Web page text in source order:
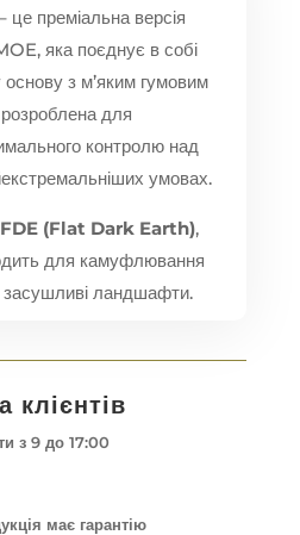
це преміальна версія
яка поєднує в собі
з м’яким гумовим
для
контролю над
умовах.
FDE (Flat Dark Earth),
для камуфлювання
засушливі ландшафти.
клієнтів
з 9 до 17:00
має гарантію